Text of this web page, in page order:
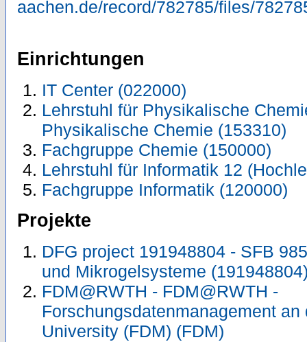
aachen.de/record/782785/files/
Einrichtungen
IT Center (022000)
Lehrstuhl für Physikalische
Physikalische Chemie (153310)
Fachgruppe Chemie (150000)
Lehrstuhl für Informatik 12
Fachgruppe Informatik (120000)
Projekte
DFG project 191948804 - SFB
und Mikrogelsysteme
FDM@RWTH - FDM@RWTH -
Forschungsdatenmanagement an
University (FDM) (FDM)